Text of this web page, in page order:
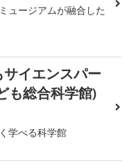
ュージアムが融合した
イエンスパー
も総合科学館)
学べる科学館